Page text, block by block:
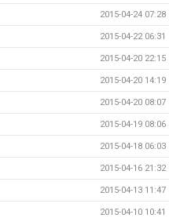
2015-04-24 07:28
2015-04-22 06:31
2015-04-20 22:15
2015-04-20 14:19
2015-04-20 08:07
2015-04-19 08:06
2015-04-18 06:03
2015-04-16 21:32
2015-04-13 11:47
2015-04-10 10:41